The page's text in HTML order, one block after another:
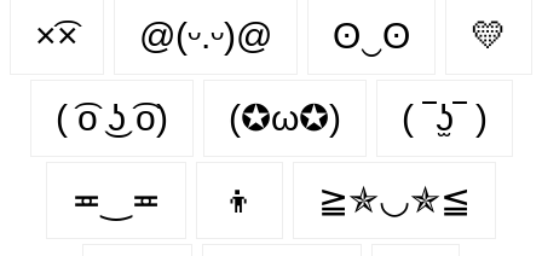
×͡× @(ᵕ.ᵕ)@ ʘ‿ʘ 💛
( ͡o ͜ʖ ͡o) (✪ω✪) ( ‾ʖ̫‾ )
≖‿≖ 👦 ≧✯◡✯≦